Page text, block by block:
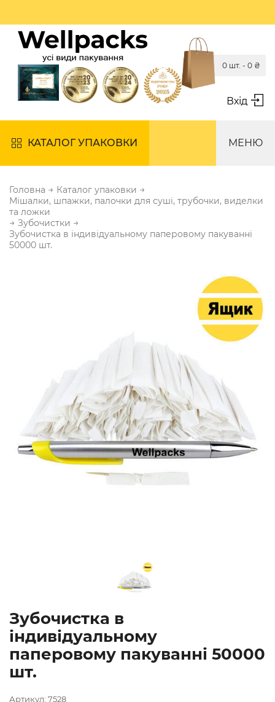
Вхід
0 шт. - 0 ₴
КАТАЛОГ УПАКОВКИ МЕНЮ
Головна → Каталог упаковки →
Мішалки, шпажки, палочки для суші, трубочки, виделки
та ложки
→ Зубочистки →
Зубочистка в індивідуальному паперовому пакуванні
50000 шт.
Зубочистка в
індивідуальному
паперовому пакуванні 50000
шт.
Артикул: 7528